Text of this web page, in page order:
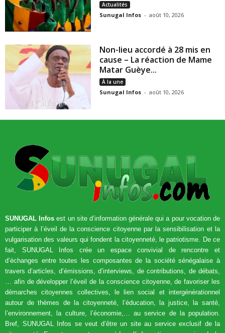
Actualités
Sunugal Infos - août 10, 2026
Non-lieu accordé à 28 mis en
cause – La réaction de Mame
Matar Guèye...
À la une
Sunugal Infos - août 10, 2026
SUNUGAL Infos est un site d’information générale qui a pour vocation de
participer à l’éveil de la conscience citoyenne par la sensibilisation et la
vulgarisation des valeurs qui fondent la citoyenneté, le patriotisme. De ce
fait, SUNUGAL Infos crée un espace convivial de rencontre et
d’échanges entre toutes les composantes de la société sénégalaise à
travers d’articles, d’émissions, d’interviews, de contributions, de débats,
… afin de développer l’éveil de la conscience citoyenne, de favoriser les
démarches citoyennes collectives, le lien social et intergénérationnel
autour de thèmes de la citoyenneté, l’éducation, la justice, la santé,
l’environnement, la culture, l’économie,… au service de la population.
Bref, SUNUGAL Infos se veut d’être un site au service exclusif de la